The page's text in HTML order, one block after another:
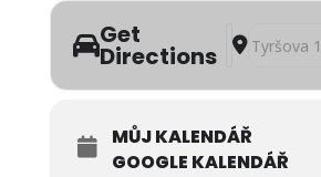
Get
Directions
Address -
MŮJ KALENDÁŘ
GOOGLE KALENDÁŘ